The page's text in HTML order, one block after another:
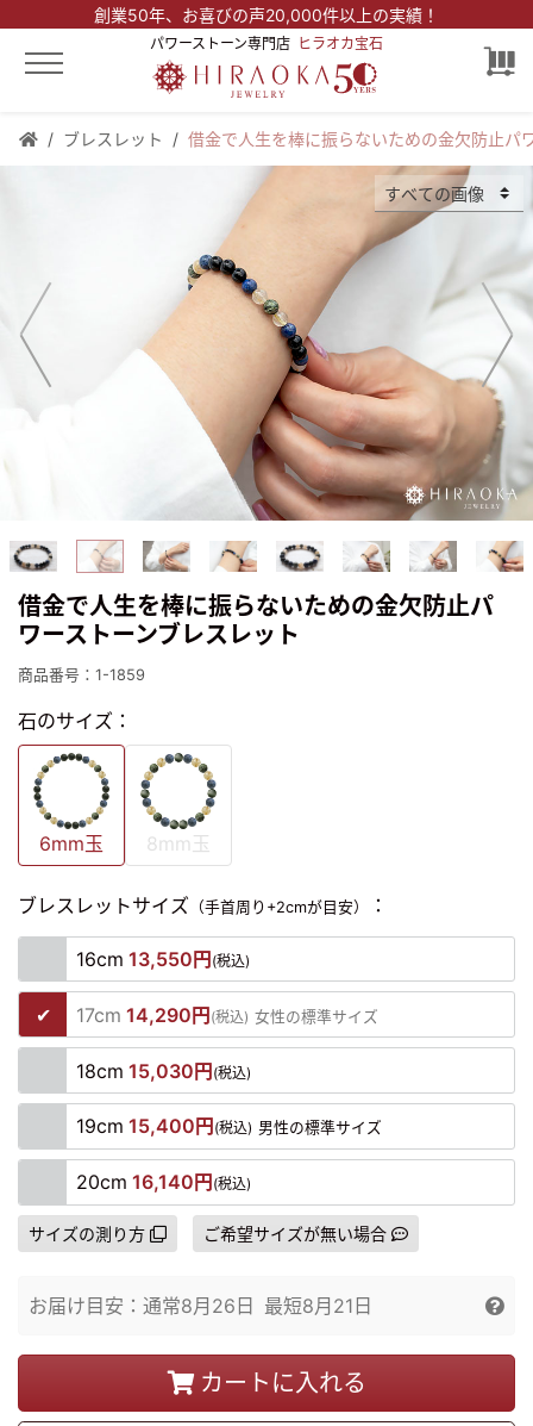
創業50年、 お喜びの声20,000件以上の実績！
パワーストーン専門店 ヒラオカ宝石
ブレスレット 借金で人生を棒に振らないための金欠防止パ
借金で人生を棒に振らないための金欠防止パ
ワーストーンブレスレット
商品番号：1-1859
石のサイズ：
6mm玉 8mm玉
ブレスレットサイズ （手首周り+2cmが目安） ：
16cm 13,550円 (税込)
17cm 14,290円(税込) 女性の標準サイズ
18cm 15,030円(税込)
19cm 15,400円 (税込) 男性の標準サイズ
20cm 16,140円 (税込)
サイズの測り方 ご希望サイズが無い場合
お届け目安： 通常8月26日 最短8月21日
カートに入れる